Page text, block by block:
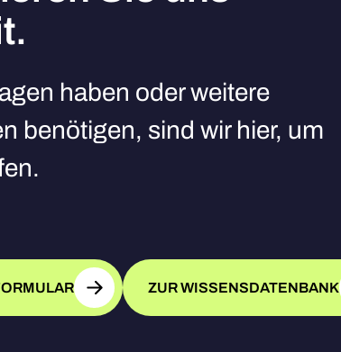
haben oder weitere
benötigen, sind wir hier, um
ZUR WISSENSDATENBANK